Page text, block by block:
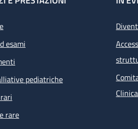
esami
pediatriche
rare